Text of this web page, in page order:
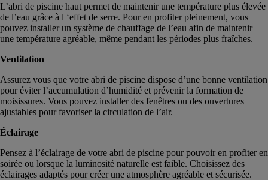
L’abri de piscine haut permet de maintenir une température plus élevée
de l’eau grâce à l ‘effet de serre. Pour en profiter pleinement, vous
pouvez installer un système de chauffage de l’eau afin de maintenir
une température agréable, même pendant les périodes plus fraîches.
Ventilation
Assurez vous que votre abri de piscine dispose d’une bonne ventilation
pour éviter l’accumulation d’humidité et prévenir la formation de
moisissures. Vous pouvez installer des fenêtres ou des ouvertures
ajustables pour favoriser la circulation de l’air.
Éclairage
Pensez à l’éclairage de votre abri de piscine pour pouvoir en profiter en
soirée ou lorsque la luminosité naturelle est faible. Choisissez des
éclairages adaptés pour créer une atmosphère agréable et sécurisée.